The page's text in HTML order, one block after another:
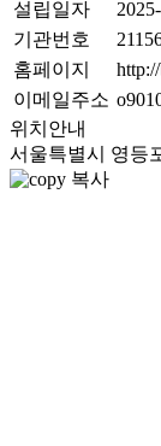
설립일자
기관번호
홈페이지
이메일주소
위치안내
서울특별시 영등
복사